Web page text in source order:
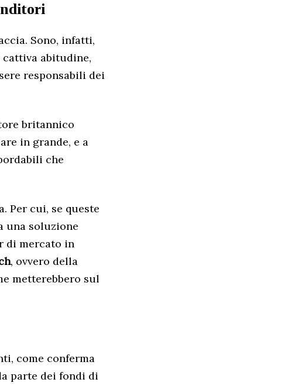
Sono, infatti,
abitudine,
responsabili dei
britannico
in grande, e a
che
Per cui, se queste
una soluzione
di mercato in
, ovvero della
metterebbero sul
come conferma
parte dei fondi di